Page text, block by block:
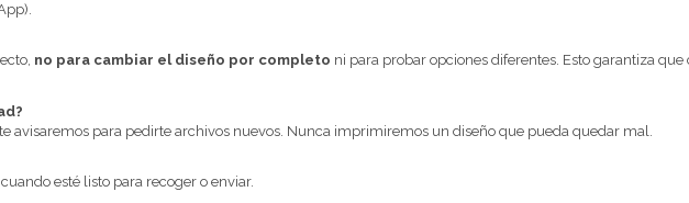
no para cambiar el diseño por completo ni para probar opciones diferentes. Esto garantiza
avisaremos para pedirte archivos nuevos. Nunca imprimiremos un diseño que pueda quedar mal.
esté listo para recoger o enviar.